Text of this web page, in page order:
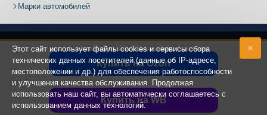
Купить на Ozon
Купить на WB
Марки автомобилей
Адрес:
Copyright ©2020 - 2025КУЗОВИК.РУ
Этот сайт использует файлы cookies и сервисы сбора
технических данных посетителей (данные об IP-адресе,
местоположении и др.) для обеспечения работоспособности
и улучшения качества обслуживания. Продолжая
использовать наш сайт, вы автоматически соглашаетесь с
использованием данных технологий.